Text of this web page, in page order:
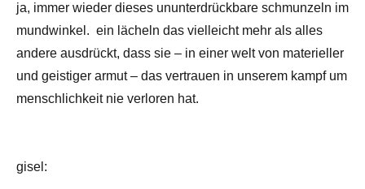
ja, immer wieder dieses ununterdrückbare schmunzeln im
mundwinkel. ein lächeln das vielleicht mehr als alles
andere ausdrückt, dass sie – in einer welt von materieller
und geistiger armut – das vertrauen in unserem kampf um
menschlichkeit nie verloren hat.
gisel: